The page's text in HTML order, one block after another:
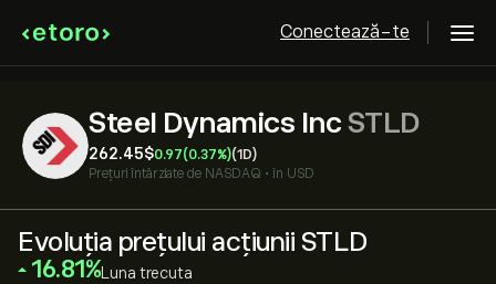
Conectează-te
Steel Dynamics Inc STLD
262.45‎$‎0.97(0.37%)(1D)
Prețuri întârziate de NASDAQ • în USD
Evoluția prețului acțiunii STLD
‎16.81‎ Luna trecuta